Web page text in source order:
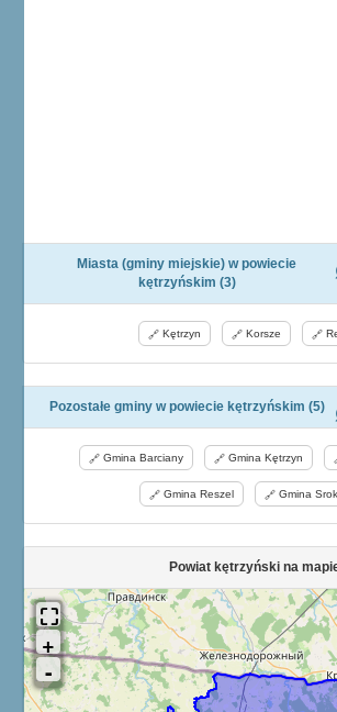
Miasta (gminy miejskie) w powiecie
kętrzyńskim (3)
Kętrzyn Korsze
Pozostałe gminy w powiecie kętrzyńskim (5)
Gmina Barciany Gmina Kętrzyn
Gmina Reszel Gmina
Powiat kętrzyński na